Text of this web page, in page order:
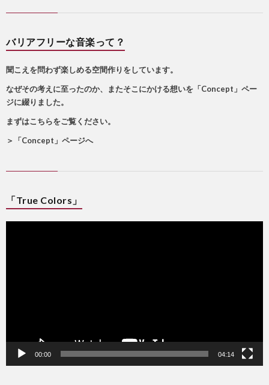
バリアフリーな音楽って？
聞こえを問わず楽しめる空間作りをしています。
なぜその考えに至ったのか、またそこにかける想いを「Concept」ペー
ジに綴りました。
まずはこちらをご覧ください。
＞
「Concept」ページへ
「True Colors」
動
00:00 04:14